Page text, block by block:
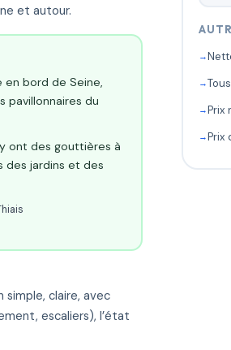
et autour.
bord de Seine,
pavillonnaires du
ont des gouttières à
des jardins et des
claire, avec
escaliers), l’état
Prix
Prix